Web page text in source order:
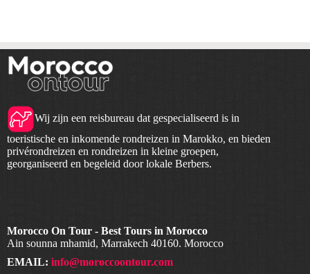
Wij zijn een reisbureau dat gespecialiseerd is in
toeristische en inkomende rondreizen in Marokko, en bieden
privérondreizen en rondreizen in kleine groepen,
georganiseerd en begeleid door lokale Berbers.
Morocco On Tour - Best Tours in Morocco
Ain sounna mhamid, Marrakech 40160. Morocco
EMAIL: info@moroccoontour.com